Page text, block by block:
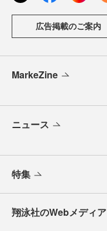
広告掲載のご案内
MarkeZine
ニュース
特集
翔泳社のWebメディア